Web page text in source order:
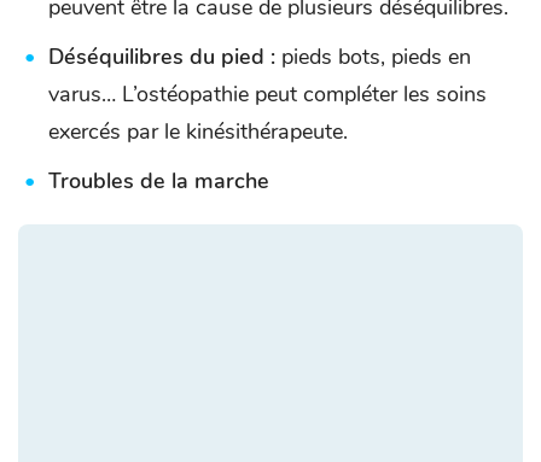
peuvent être la cause de plusieurs déséquilibres.
Déséquilibres du pied : pieds bots, pieds en
varus… L’ostéopathie peut compléter les soins
exercés par le kinésithérapeute.
Troubles de la marche